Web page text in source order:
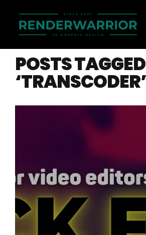
POSTS TAGGED
‘TRANSCODER’